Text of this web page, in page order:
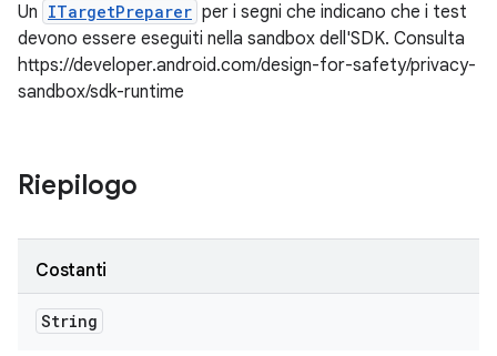
Un ITargetPreparer per i segni che indicano che i test
devono essere eseguiti nella sandbox dell'SDK. Consulta
https://developer.android.com/design-for-safety/privacy-
sandbox/sdk-runtime
Riepilogo
Costanti
String